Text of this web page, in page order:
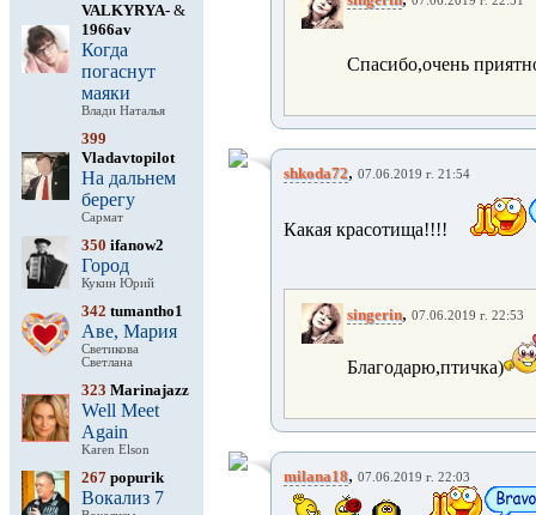
VALKYRYA- &
1966av
Когда
погаснут
маяки
Влади Наталья
399
Vladavtopilot
На дальнем
берегу
Сармат
350 ifanow2
Город
Кукин Юрий
342 tumantho1
Аве, Мария
Светикова
Светлана
323 Marinajazz
Well Meet
Again
Karen Elson
267 popurik
Вокализ 7
Спасибо,очень
shkoda72, 07.06.2019 г. 21:54
Какая красотища!!!!
singerin, 07.06.2019 г. 22:53
Благодарю,птичка)
milana18, 07.06.2019 г. 22:03